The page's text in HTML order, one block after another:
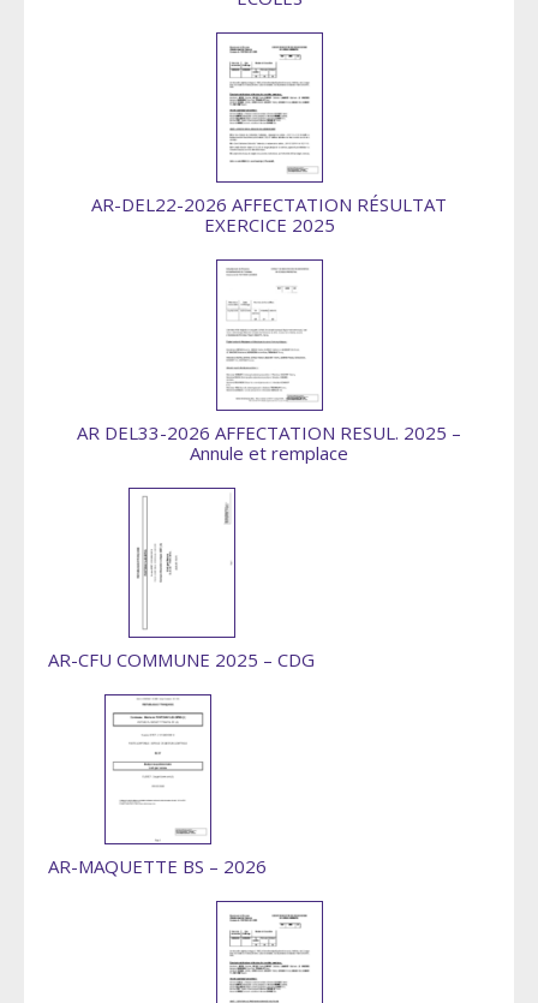
AR-DEL22-2026 AFFECTATION RÉSULTAT
EXERCICE 2025
AR DEL33-2026 AFFECTATION RESUL. 2025 –
Annule et remplace
AR-CFU COMMUNE 2025 – CDG
AR-MAQUETTE BS – 2026